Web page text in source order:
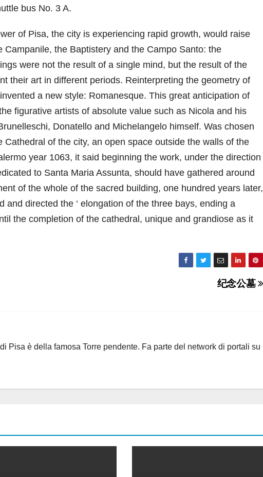
bus No. 3 A.
of Pisa, the city is experiencing rapid growth, would raise
the Baptistery and the Campo Santo: the
were not the result of a single mind, but the result of the
their art in different periods. Reinterpreting the geometry of
a new style: Romanesque. This great anticipation of
figurative artists of absolute value such as Nicola and his
Donatello and Michelangelo himself. Was chosen
of the city, an open space outside the walls of the
year 1063, it said beginning the work, under the direction
to Santa Maria Assunta, should have gathered around
of the whole of the sacred building, one hundred years later,
directed the ‘ elongation of the three bays, ending a
the completion of the cathedral, unique and grandiose as it
纪念公墓
Pisa è della famosa Torre pendente. Fa parte del network di portali su